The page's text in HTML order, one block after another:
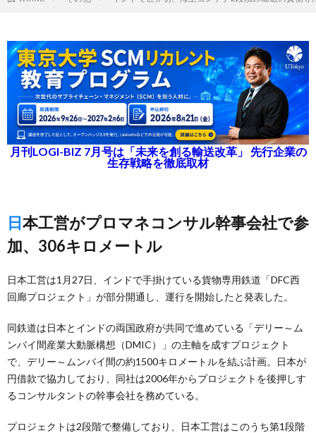
月刊LOGI-BIZ 7月号は「未来を創る輸送改革」 先行企業の
生存戦略を徹底取材
日本工営がプロマネコンサル幹事会社で参
加、306キロメートル
日本工営は1月27日、インドで手掛けている貨物専用鉄道「DFC西
回廊プロジェクト」が部分開通し、運行を開始したと発表した。
同鉄道は日本とインドの両国政府が共同で進めている「デリー～ム
ンバイ間産業大動脈構想（DMIC）」の主軸を成すプロジェクト
で、デリー～ムンバイ間の約1500キロメートルを結ぶ計画。日本が
円借款で協力しており、同社は2006年からプロジェクトを後押しす
るコンサルタントの幹事会社を務めている。
プロジェクトは2段階で整備しており、日本工営はこのうち第1段階